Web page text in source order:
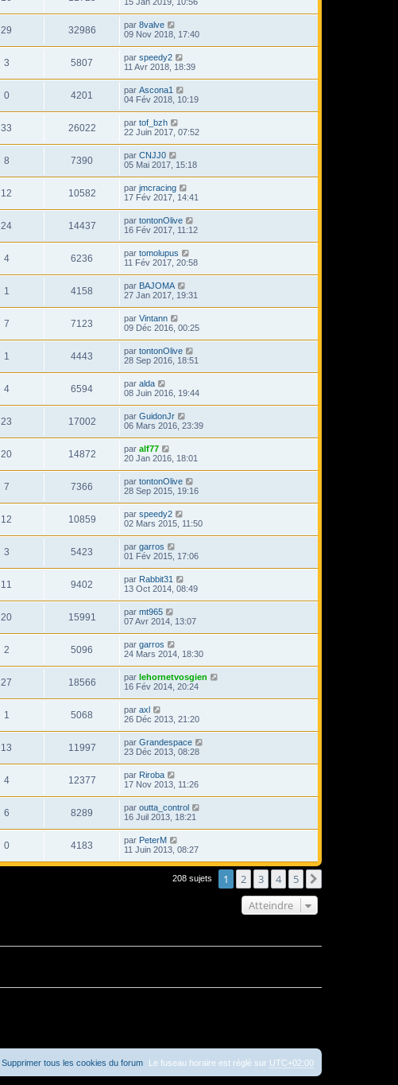
29 32986 par 8valve
09 Nov 2018, 17:40
3 5807 par speedy2
11 Avr 2018, 18:39
0 4201 par Ascona1
04 Fév 2018, 10:19
33 26022 par tof_bzh
22 Juin 2017, 07:52
8 7390 par CNJJ0
05 Mai 2017, 15:18
12 10582 par jmcracing
17 Fév 2017, 14:41
24 14437 par tontonOlive
16 Fév 2017, 11:12
4 6236 par tomolupus
11 Fév 2017, 20:58
1 4158 par BAJOMA
27 Jan 2017, 19:31
7 7123 par Vintann
09 Déc 2016, 00:25
1 4443 par tontonOlive
28 Sep 2016, 18:51
4 6594 par alda
08 Juin 2016, 19:44
23 17002 par GuidonJr
06 Mars 2016, 23:39
20 14872 par alf77
20 Jan 2016, 18:01
7 7366 par tontonOlive
28 Sep 2015, 19:16
12 10859 par speedy2
02 Mars 2015, 11:50
3 5423 par garros
01 Fév 2015, 17:06
11 9402 par Rabbit31
13 Oct 2014, 08:49
20 15991 par mt965
07 Avr 2014, 13:07
2 5096 par garros
24 Mars 2014, 18:30
27 18566 par lehornetvosgien
16 Fév 2014, 20:24
1 5068 par axl
26 Déc 2013, 21:20
13 11997 par Grandespace
23 Déc 2013, 08:28
4 12377 par Riroba
17 Nov 2013, 11:26
6 8289 par outta_control
16 Juil 2013, 18:21
0 4183 par PeterM
11 Juin 2013, 08:27
208 sujets 1 2 3 4 5
Atteindre
Le fuseau horaire est réglé sur UTC+02:00
Supprimer tous les cookies du forum